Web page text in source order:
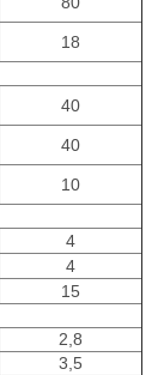
18
40
40
10
4
4
15
2,8
3,5